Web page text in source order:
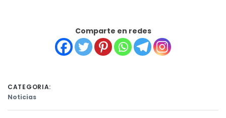
Comparte en redes
CATEGORIA:
Noticias